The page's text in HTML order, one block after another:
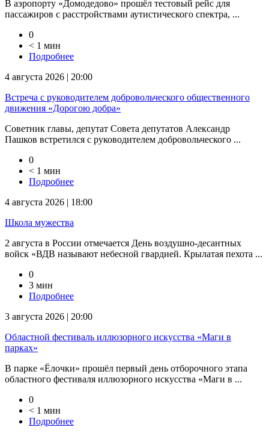
В аэропорту «Домодедово» прошёл тестовый рейс для
пассажиров с расстройствами аутистического спектра, ...
0
< 1 мин
Подробнее
4 августа 2026 | 20:00
Встреча с руководителем добровольческого общественного
движения «Дорогою добра»
Советник главы, депутат Совета депутатов Александр
Пашков встретился с руководителем добровольческого ...
0
< 1 мин
Подробнее
4 августа 2026 | 18:00
Школа мужества
2 августа в России отмечается День воздушно-десантных
войск «ВДВ называют небесной гвардией. Крылатая пехота ...
0
3 мин
Подробнее
3 августа 2026 | 20:00
Областной фестиваль иллюзорного искусства «Маги в
парках»
В парке «Ёлочки» прошёл первый день отборочного этапа
областного фестиваля иллюзорного искусства «Маги в ...
0
< 1 мин
Подробнее